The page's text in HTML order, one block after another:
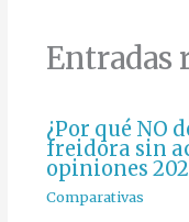
Entradas
¿Por qué NO
freidora sin
opiniones
Comparativas